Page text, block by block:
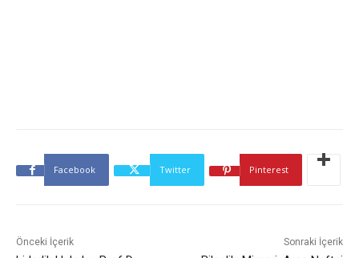
Facebook Twitter Pinterest
Önceki İçerik Sonraki İçerik